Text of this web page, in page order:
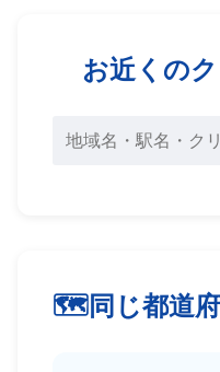
お近くの
同じ都道